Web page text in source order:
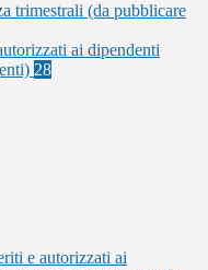
trimestrali (da pubblicare
ai dipendenti
28
e autorizzati ai